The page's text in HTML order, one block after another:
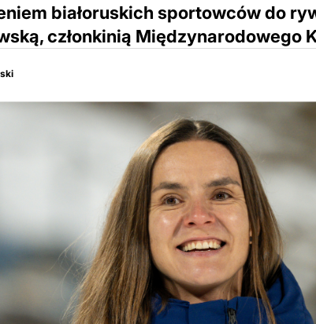
białoruskich sportowców do
członkinią Międzynarodowego